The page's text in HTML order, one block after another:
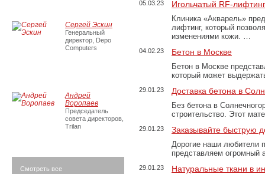
05.03.23 Игольчатый RF-
Клиника «Акварель»
лифтинг, который
изменениями кожи. …
04.02.23 Бетон в Москве
Бетон в Москве
который может
29.01.23 Доставка бетона в
Без бетона в
строительство. Этот
29.01.23 Заказывайте быструю
Дорогие наши любители
представляем огромный
29.01.23 Натуральные ткани в
Сергей Эскин
Генеральный
директор, Depo
Computers
Андрей
Воропаев
Председатель
совета директоров,
Trilan
Смотреть все